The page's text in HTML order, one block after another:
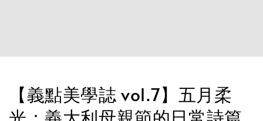
【義點美學誌 vol.7】五月柔